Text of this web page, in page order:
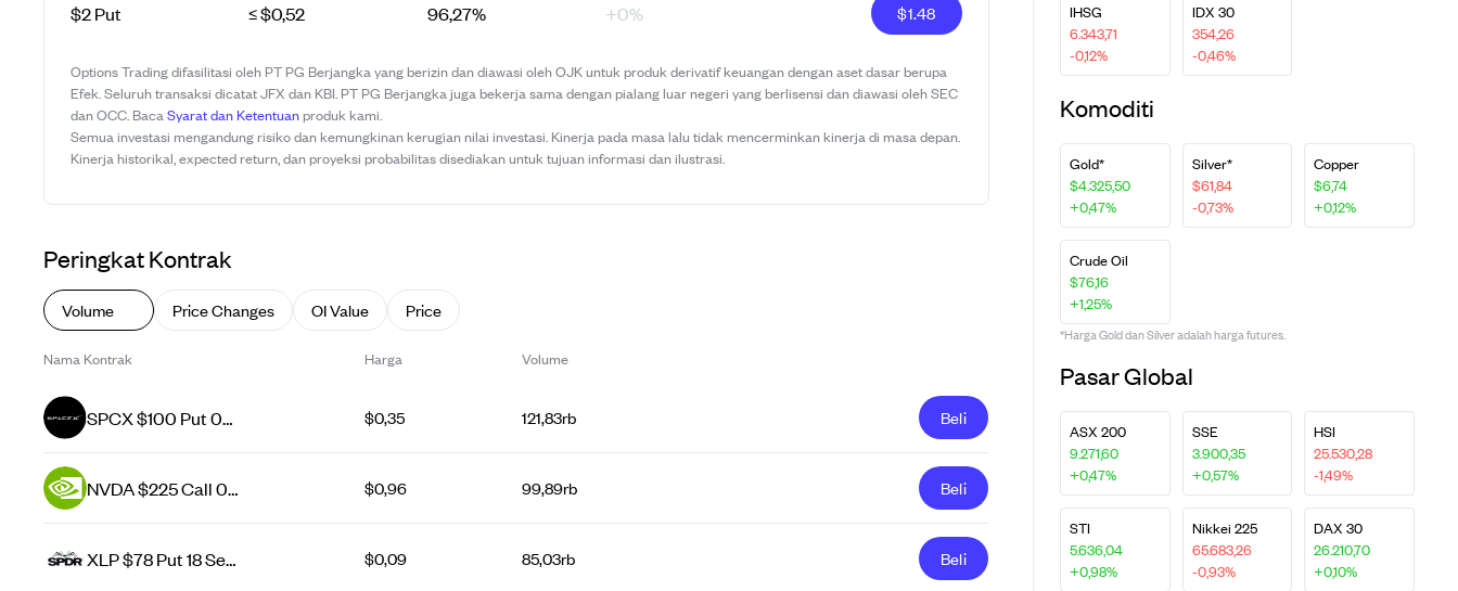
$2 Put ≤ $0,52 96,27% +0% $1.48
Options Trading difasilitasi oleh PT PG Berjangka yang berizin dan diawasi oleh OJK untuk produk derivatif keuangan dengan aset dasar berupa
Efek. Seluruh transaksi dicatat JFX dan KBI. PT PG Berjangka juga bekerja sama dengan pialang luar negeri yang berlisensi dan diawasi oleh SEC
dan OCC. BacaSyarat dan Ketentuanproduk kami.
Semua investasi mengandung risiko dan kemungkinan kerugian nilai investasi. Kinerja pada masa lalu tidak mencerminkan kinerja di masa depan.
Kinerja historikal, expected return, dan proyeksi probabilitas disediakan untuk tujuan informasi dan ilustrasi.
Peringkat Kontrak
Volume Price Changes OI Value Price
Nama Kontrak Harga Volume
SPCX $100 Put 07
$0,35 121,83rb Beli
NVDA $225 Call 07
$0,96 99,89rb Beli
XLP $78 Put 18 Sep
$0,09 85,03rb Beli
IHSG
6.343,71
-0,12%
IDX 30
354,26
-0,46%
Komoditi
Gold*
$4.325,50
+0,47%
Silver*
$61,84
-0,73%
Copper
$6,74
+0,12%
Crude Oil
$76,16
+1,25%
*Harga Gold dan Silver adalah harga futures.
Pasar Global
ASX 200
9.271,60
+0,47%
SSE
3.900,35
+0,57%
HSI
25.530,28
-1,49%
STI
5.636,04
+0,98%
Nikkei 225
65.683,26
-0,93%
DAX 30
26.210,70
+0,10%